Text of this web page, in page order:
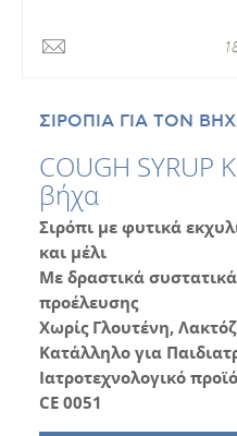
ΣΙΡΟΠΙΑ ΓΙΑ ΤΟΝ
COUGH SYRUP
βήχα
Σιρόπι με φυτικά
και μέλι
Με δραστικά
προέλευσης
Χωρίς Γλουτένη,
Κατάλληλο για
Ιατροτεχνολογικό
CE0051